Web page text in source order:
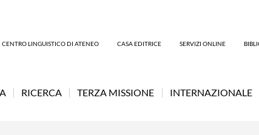
CENTRO LINGUISTICO DI ATENEO CASA EDITRICE SERVIZI ONLINE
RICERCA TERZA MISSIONE INTERNAZIONALE